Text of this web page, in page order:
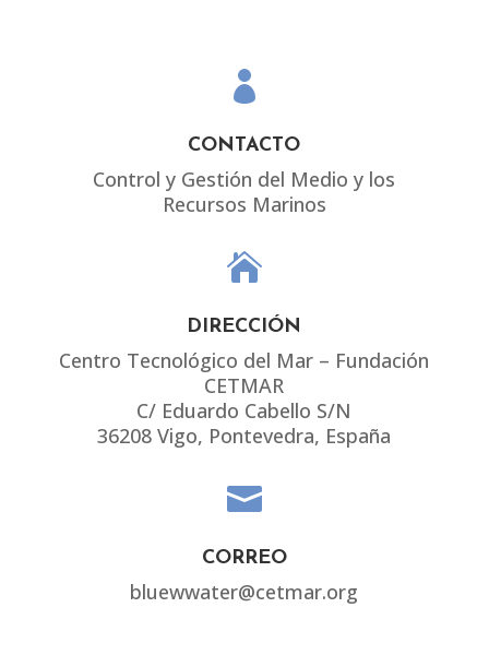

CONTACTO
Control y Gestión del Medio y los
Recursos Marinos

DIRECCIÓN
Centro Tecnológico del Mar – Fundación
CETMAR
C/ Eduardo Cabello S/N
36208 Vigo, Pontevedra, España

CORREO
bluewwater@cetmar.org